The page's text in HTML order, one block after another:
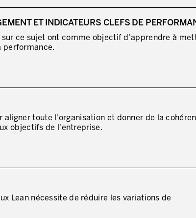
ET INDICATEURS CLEFS DE
ce sujet ont comme objectif d'apprendre à
performance.
toute l'organisation et donner de la
objectifs de l'entreprise.
Lean nécessite de réduire les variations de